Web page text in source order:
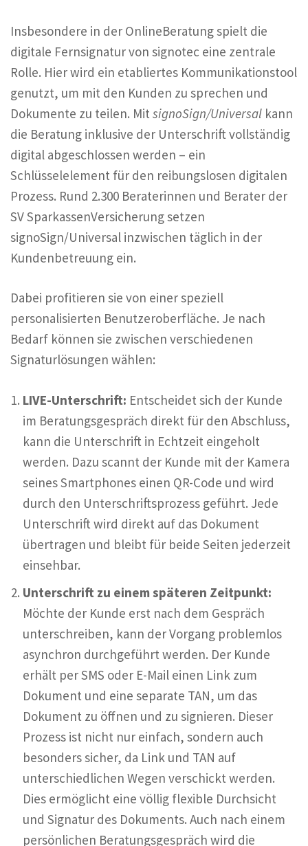
Insbesondere in der OnlineBeratung spielt die
digitale Fernsignatur von signotec eine zentrale
Rolle. Hier wird ein etabliertes Kommunikationstool
genutzt, um mit den Kunden zu sprechen und
Dokumente zu teilen. Mit signoSign/Universal kann
die Beratung inklusive der Unterschrift vollständig
digital abgeschlossen werden – ein
Schlüsselelement für den reibungslosen digitalen
Prozess. Rund 2.300 Beraterinnen und Berater der
SV SparkassenVersicherung setzen
signoSign/Universal inzwischen täglich in der
Kundenbetreuung ein.
Dabei profitieren sie von einer speziell
personalisierten Benutzeroberfläche. Je nach
Bedarf können sie zwischen verschiedenen
Signaturlösungen wählen:
LIVE-Unterschrift: Entscheidet sich der Kunde
im Beratungsgespräch direkt für den Abschluss,
kann die Unterschrift in Echtzeit eingeholt
werden. Dazu scannt der Kunde mit der Kamera
seines Smartphones einen QR-Code und wird
durch den Unterschriftsprozess geführt. Jede
Unterschrift wird direkt auf das Dokument
übertragen und bleibt für beide Seiten jederzeit
einsehbar.
Unterschrift zu einem späteren Zeitpunkt:
Möchte der Kunde erst nach dem Gespräch
unterschreiben, kann der Vorgang problemlos
asynchron durchgeführt werden. Der Kunde
erhält per SMS oder E-Mail einen Link zum
Dokument und eine separate TAN, um das
Dokument zu öffnen und zu signieren. Dieser
Prozess ist nicht nur einfach, sondern auch
besonders sicher, da Link und TAN auf
unterschiedlichen Wegen verschickt werden.
Dies ermöglicht eine völlig flexible Durchsicht
und Signatur des Dokuments. Auch nach einem
persönlichen Beratungsgespräch wird die